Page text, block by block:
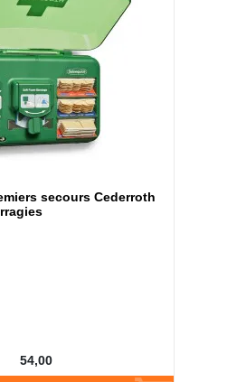
secours Cederroth
54,00